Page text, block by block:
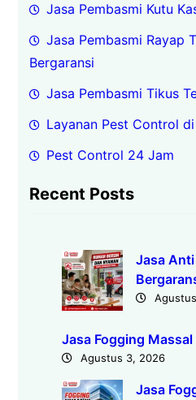
Jasa Pembasmi Kutu
Jasa Pembasmi Rayap
Bergaransi
Jasa Pembasmi Tikus
Layanan Pest Control
Pest Control 24 Jam
Recent Posts
Jasa
Jasa Fogging
Agustus 3, 2026
Jasa